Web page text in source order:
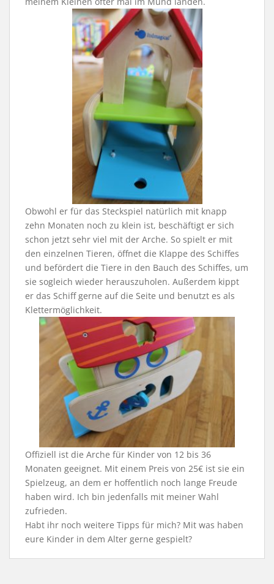
Obwohl er für das Steckspiel natürlich mit knapp
zehn Monaten noch zu klein ist, beschäftigt er sich
schon jetzt sehr viel mit der Arche. So spielt er mit
den einzelnen Tieren, öffnet die Klappe des Schiffes
und befördert die Tiere in den Bauch des Schiffes, um
sie sogleich wieder herauszuholen. Außerdem kippt
er das Schiff gerne auf die Seite und benutzt es als
Klettermöglichkeit.
Offiziell ist die Arche für Kinder von 12 bis 36
Monaten geeignet. Mit einem Preis von 25€ ist sie ein
Spielzeug, an dem er hoffentlich noch lange Freude
haben wird. Ich bin jedenfalls mit meiner Wahl
zufrieden.
Habt ihr noch weitere Tipps für mich? Mit was haben
eure Kinder in dem Alter gerne gespielt?